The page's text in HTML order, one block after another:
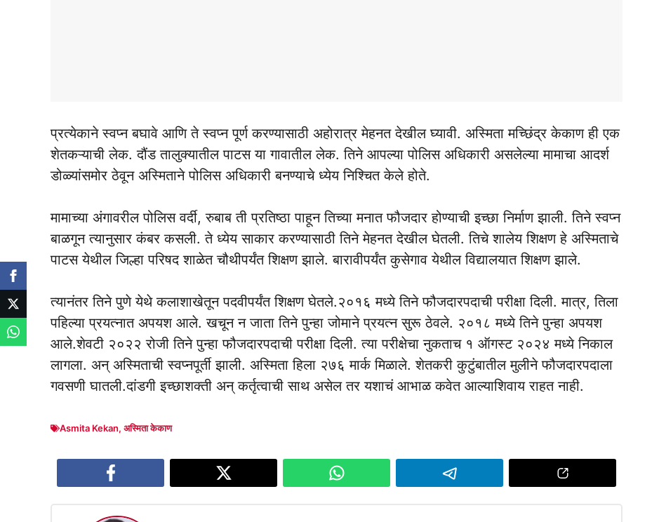
प्रत्येकाने स्वप्न बघावे आणि ते स्वप्न पूर्ण करण्यासाठी अहोरात्र मेहनत देखील घ्यावी. अस्मिता मच्छिंद्र केकाण ही एक
शेतकऱ्याची लेक. दौंड तालुक्यातील पाटस या गावातील लेक. तिने आपल्या पोलिस अधिकारी असलेल्या मामाचा आदर्श
डोळ्यांसमोर ठेवून अस्मिताने पोलिस अधिकारी बनण्याचे ध्येय निश्चित केले होते.
मामाच्या अंगावरील पोलिस वर्दी, रुबाब ती प्रतिष्ठा पाहून तिच्या मनात फौजदार होण्याची इच्छा निर्माण झाली. तिने स्वप्न
बाळगून त्यानुसार कंबर कसली. ते ध्येय साकार करण्यासाठी तिने मेहनत देखील घेतली. तिचे शालेय शिक्षण हे अस्मिताचे
पाटस येथील जिल्हा परिषद शाळेत चौथीपर्यंत शिक्षण झाले. बारावीपर्यंत कुसेगाव येथील विद्यालयात शिक्षण झाले.
त्यानंतर तिने पुणे येथे कलाशाखेतून पदवीपर्यंत शिक्षण घेतले.२०१६ मध्ये तिने फौजदारपदाची परीक्षा दिली. मात्र, तिला
पहिल्या प्रयत्नात अपयश आले. खचून न जाता तिने पुन्हा जोमाने प्रयत्न सुरू ठेवले. २०१८ मध्ये तिने पुन्हा अपयश
आले.शेवटी २०२२ रोजी तिने पुन्हा फौजदारपदाची परीक्षा दिली. त्या परीक्षेचा नुकताच १ ऑगस्ट २०२४ मध्ये निकाल
लागला. अन् अस्मिताची स्वप्नपूर्ती झाली. अस्मिता हिला २७६ मार्क मिळाले. शेतकरी कुटुंबातील मुलीने फौजदारपदाला
गवसणी घातली.दांडगी इच्छाशक्ती अन् कर्तृत्वाची साथ असेल तर यशाचं आभाळ कवेत आल्याशिवाय राहत नाही.
Asmita Kekan, अस्मिता केकाण